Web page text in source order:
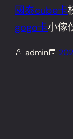
國泰cube卡
gogo卡小傢
admin